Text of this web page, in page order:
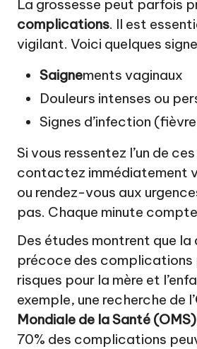
La grossesse peut parfois
complications. Il est
vigilant. Voici quelques
Saignements vaginaux
Douleurs intenses ou
Signes d’infection
Si vous ressentez l’un de
contactez immédiatement
ou rendez-vous aux
pas. Chaque minute
Des études montrent que
précoce des complications
risques pour la mère et
exemple, une recherche de l’
Mondiale de la Santé (OMS)
70% des complications